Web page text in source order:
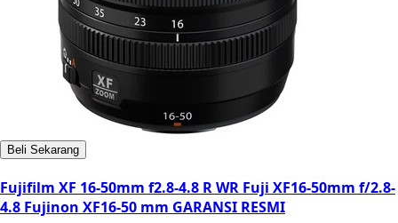
Beli Sekarang
Fujifilm XF 16-50mm f2.8-4.8 R WR Fuji XF16-50mm f/2.8-
4.8 Fujinon XF16-50 mm GARANSI RESMI